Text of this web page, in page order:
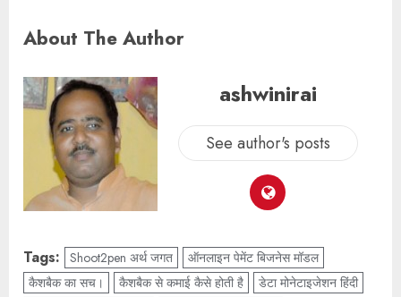
About The Author
ashwinirai
See author's posts
Tags: Shoot2pen अर्थ जगत
ऑनलाइन पेमेंट बिजनेस मॉडल
कैशबैक का सच।
कैशबैक से कमाई कैसे होती है
डेटा मोनेटाइजेशन हिंदी